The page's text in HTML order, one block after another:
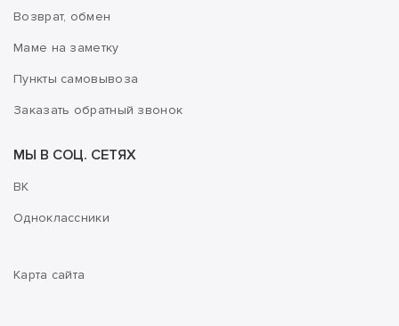
Возврат, обмен
Маме на заметку
Пункты самовывоза
Заказать обратный звонок
МЫ В СОЦ. СЕТЯХ
ВК
Одноклассники
Карта сайта